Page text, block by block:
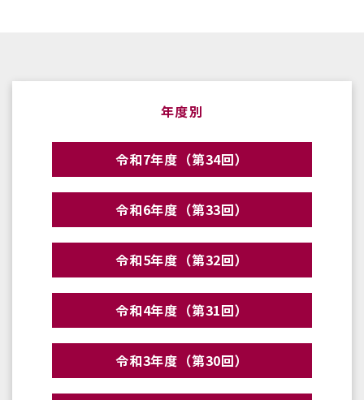
年度別
令和7年度（第34回）
令和6年度（第33回）
令和5年度（第32回）
令和4年度（第31回）
令和3年度（第30回）